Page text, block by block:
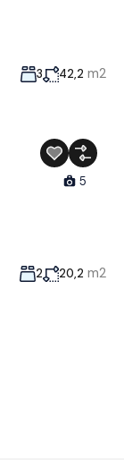
3 42,2 m2
5
2 20,2 m2